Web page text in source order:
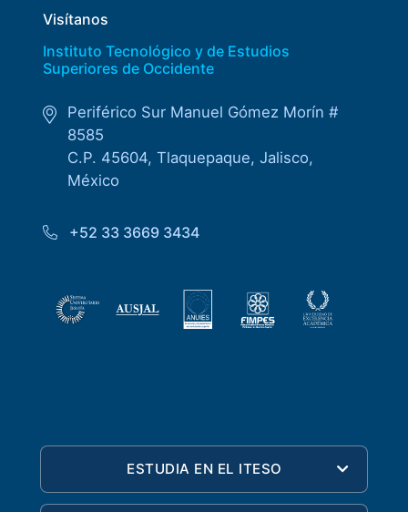
Visítanos
Instituto Tecnológico y de Estudios
Superiores de Occidente
Periférico Sur Manuel Gómez Morín #
8585
C.P. 45604, Tlaquepaque, Jalisco,
México
+52 33 3669 3434
ESTUDIA EN EL ITESO